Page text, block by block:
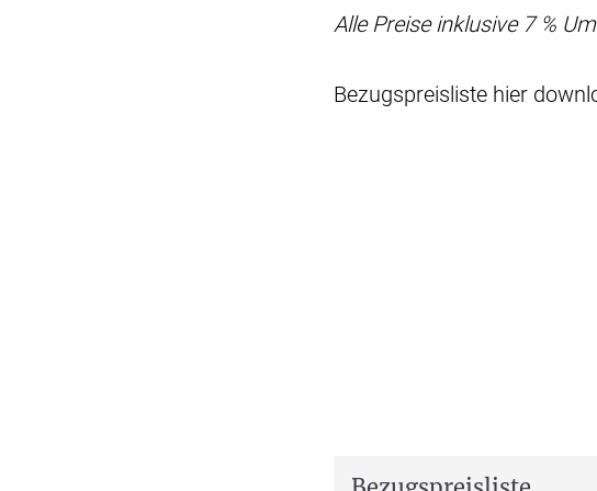
Alle Preise inklusive 7 %
Bezugspreisliste hier